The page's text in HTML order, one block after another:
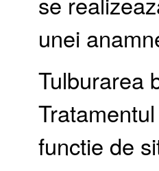
unei
Tulburarea
functie de